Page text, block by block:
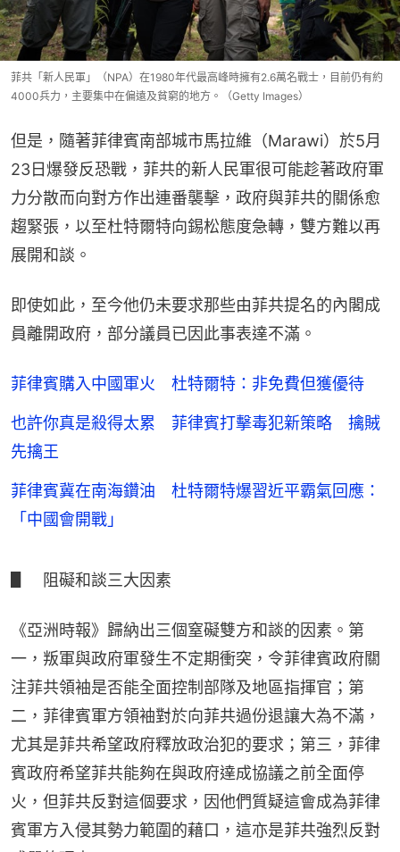
菲共「新人民軍」（NPA）在1980年代最高峰時擁有2.6萬名戰士，目前仍有約
4000兵力，主要集中在偏遠及貧窮的地方。（Getty Images）
但是，隨著菲律賓南部城市馬拉維（Marawi）於5月
23日爆發反恐戰，菲共的新人民軍很可能趁著政府軍
力分散而向對方作出連番襲擊，政府與菲共的關係愈
趨緊張，以至杜特爾特向錫松態度急轉，雙方難以再
展開和談。
即使如此，至今他仍未要求那些由菲共提名的內閣成
員離開政府，部分議員已因此事表達不滿。
菲律賓購入中國軍火 杜特爾特：非免費但獲優待
也許你真是殺得太累 菲律賓打擊毒犯新策略 擒賊
先擒王
菲律賓冀在南海鑽油 杜特爾特爆習近平霸氣回應：
「中國會開戰」
▋　阻礙和談三大因素
《亞洲時報》歸納出三個窒礙雙方和談的因素。第
一，叛軍與政府軍發生不定期衝突，令菲律賓政府關
注菲共領袖是否能全面控制部隊及地區指揮官；第
二，菲律賓軍方領袖對於向菲共過份退讓大為不滿，
尤其是菲共希望政府釋放政治犯的要求；第三，菲律
賓政府希望菲共能夠在與政府達成協議之前全面停
火，但菲共反對這個要求，因他們質疑這會成為菲律
賓軍方入侵其勢力範圍的藉口，這亦是菲共強烈反對